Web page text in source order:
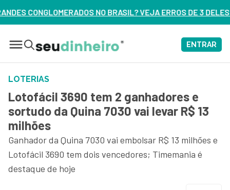
VEJA ERROS DE 3 DELES – ASSISTA AGORA
ENTRAR
LOTERIAS
Lotofácil 3690 tem 2 ganhadores e
sortudo da Quina 7030 vai levar R$ 13
milhões
Ganhador da Quina 7030 vai embolsar R$ 13 milhões e
Lotofácil 3690 tem dois vencedores; Timemania é
destaque de hoje